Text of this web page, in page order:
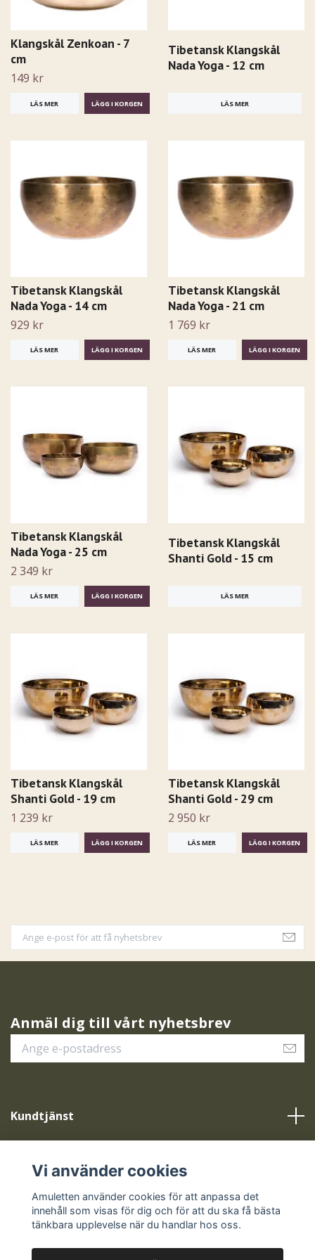
Klangskål Zenkoan - 7
cm
149 kr
LÄS MER
Tibetansk Klangskål
Nada Yoga - 12 cm
LÄS MER
Tibetansk Klangskål
Nada Yoga - 14 cm
929 kr
LÄS MER
Tibetansk Klangskål
Nada Yoga - 21 cm
1 769 kr
LÄS MER
Tibetansk Klangskål
Nada Yoga - 25 cm
2 349 kr
LÄS MER
Tibetansk Klangskål
Shanti Gold - 15 cm
LÄS MER
Tibetansk Klangskål
Shanti Gold - 19 cm
1 239 kr
LÄS MER
Tibetansk Klangskål
Shanti Gold - 29 cm
2 950 kr
LÄS MER
Anmäl dig till vårt nyhetsbrev
Kundtjänst
Sociala medier
Vi använder cookies
Amuletten använder cookies för att anpassa det
innehåll som visas för dig och för att du ska få bästa
tänkbara upplevelse när du handlar hos oss.